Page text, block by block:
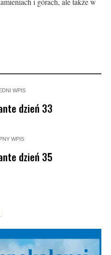
WPIS
dzień 33
WPIS
dzień 35